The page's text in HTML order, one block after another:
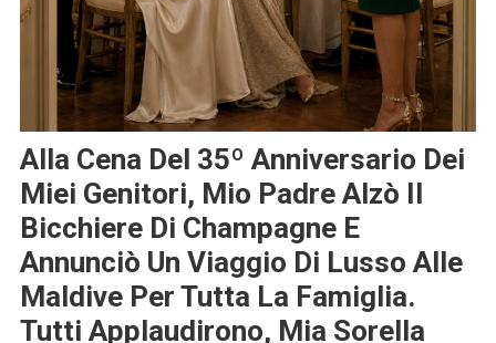
Alla Cena Del 35º Anniversario Dei
Miei Genitori, Mio Padre Alzò Il
Bicchiere Di Champagne E
Annunciò Un Viaggio Di Lusso Alle
Maldive Per Tutta La Famiglia.
Tutti Applaudirono, Mia Sorella